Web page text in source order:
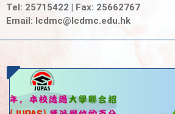
Tel: 25715422 | Fax: 25662767
Email: lcdmc@lcdmc.edu.hk